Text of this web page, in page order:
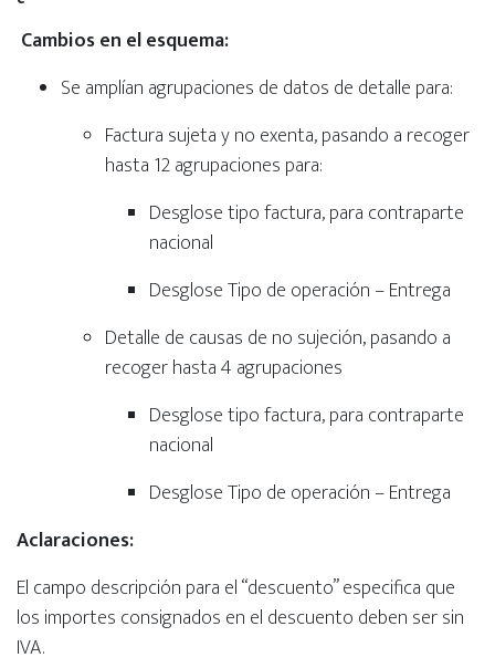
Cambios en el esquema:
Se amplían agrupaciones de datos de detalle para:
Factura sujeta y no exenta, pasando a recoger
hasta 12 agrupaciones para:
Desglose tipo factura, para contraparte
nacional
Desglose Tipo de operación – Entrega
Detalle de causas de no sujeción, pasando a
recoger hasta 4 agrupaciones
Desglose tipo factura, para contraparte
nacional
Desglose Tipo de operación – Entrega
Aclaraciones:
El campo descripción para el “descuento” especifica que
los importes consignados en el descuento deben ser sin
IVA.